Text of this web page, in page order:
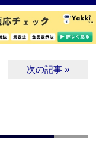
次の記事 »